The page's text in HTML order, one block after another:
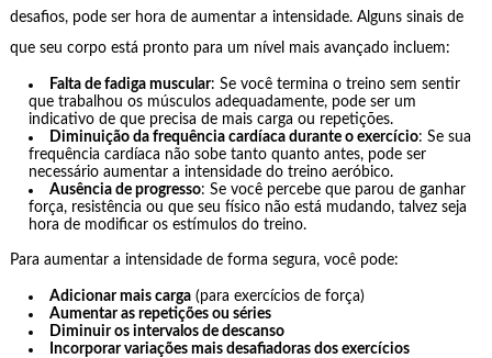
desafios, pode ser hora de aumentar a intensidade. Alguns sinais de
que seu corpo está pronto para um nível mais avançado incluem:
Falta de fadiga muscular: Se você termina o treino sem sentir
que trabalhou os músculos adequadamente, pode ser um
indicativo de que precisa de mais carga ou repetições.
Diminuição da frequência cardíaca durante o exercício: Se sua
frequência cardíaca não sobe tanto quanto antes, pode ser
necessário aumentar a intensidade do treino aeróbico.
Ausência de progresso: Se você percebe que parou de ganhar
força, resistência ou que seu físico não está mudando, talvez seja
hora de modificar os estímulos do treino.
Para aumentar a intensidade de forma segura, você pode:
Adicionar mais carga (para exercícios de força)
Aumentar as repetições ou séries
Diminuir os intervalos de descanso
Incorporar variações mais desafiadoras dos exercícios